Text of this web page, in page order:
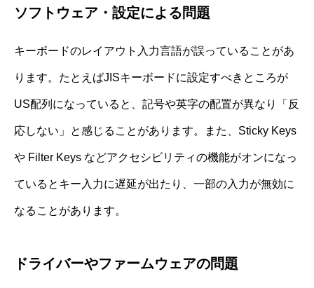
ソフトウェア・設定による問題
キーボードのレイアウト入力言語が誤っていることがあ
ります。たとえばJISキーボードに設定すべきところが
US配列になっていると、記号や英字の配置が異なり「反
応しない」と感じることがあります。また、Sticky Keys
や Filter Keys などアクセシビリティの機能がオンになっ
ているとキー入力に遅延が出たり、一部の入力が無効に
なることがあります。
ドライバーやファームウェアの問題